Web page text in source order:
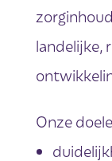
landelijke,
Onze